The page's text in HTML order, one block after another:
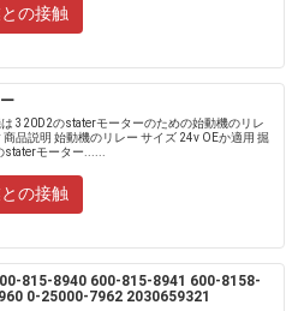
の接触
320D2のstaterモーターのための始動機のリレ
商品説明 始動機のリレー サイズ 24v OEか適用 掘
モーター......
の接触
815-8940 600-815-8941 600-8158-
0-25000-7962 2030659321